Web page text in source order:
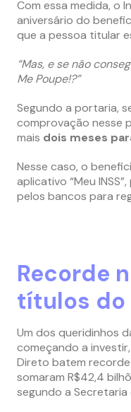
Com essa medida, o
aniversário do
que a pessoa titular
“Mas, e se não
Me Poupe!?”
Segundo a portaria,
comprovação nesse
mais dois meses
Nesse caso, o
aplicativo “Meu
pelos bancos para
Recorde
títulos do
Um dos queridinhos
começando a
Direto batem
somaram R$42,4
segundo a Secretaria